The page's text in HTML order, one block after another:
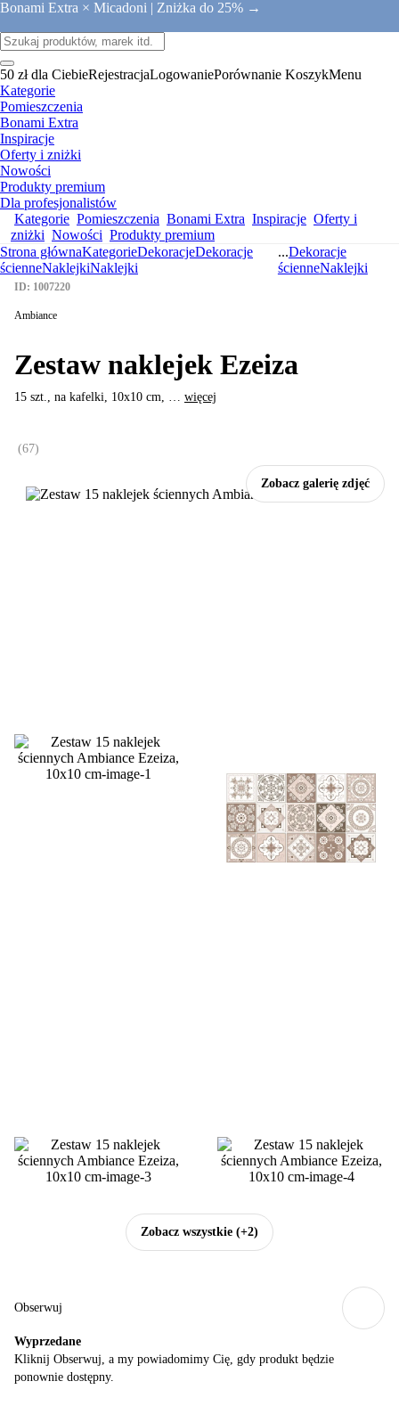
Bonami Extra × Micadoni | Zniżka do 25% →
50 zł dla CiebieRejestracjaLogowaniePorównanie KoszykMenu
Kategorie
Pomieszczenia
Bonami Extra
Inspiracje
Oferty i zniżki
Nowości
Produkty premium
Dla profesjonalistów
Kategorie Pomieszczenia Bonami Extra Inspiracje Oferty i
zniżki Nowości Produkty premium
Strona głównaKategorieDekoracjeDekoracje
ścienneNaklejkiNaklejki
...Dekoracje
ścienneNaklejki
Zobacz galerię zdjęć
Zobacz wszystkie (+2)
ID: 1007220
Ambiance
Zestaw naklejek Ezeiza
15 szt., na kafelki, 10x10 cm, … więcej
(67)
Obserwuj
Wyprzedane
Kliknij Obserwuj, a my powiadomimy Cię, gdy produkt będzie
ponownie dostępny.